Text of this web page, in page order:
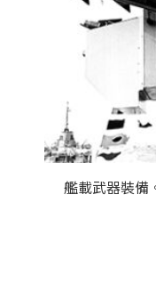
艦載武器裝備